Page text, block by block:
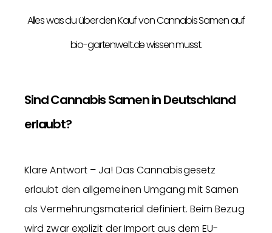
Alles was du über den Kauf von Cannabis Samen auf
bio-gartenwelt.de wissen musst.
Sind Cannabis Samen in Deutschland
erlaubt?
Klare Antwort – Ja! Das Cannabisgesetz
erlaubt den allgemeinen Umgang mit Samen
als Vermehrungsmaterial definiert. Beim Bezug
wird zwar explizit der Import aus dem EU-